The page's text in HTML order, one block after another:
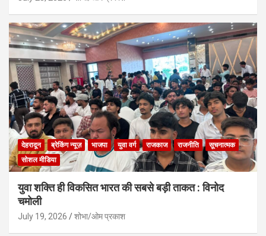
देहरादून ब्रेकिंग न्यूज़ भाजपा युवा वर्ग राजकाज राजनीति
सूचनात्मक
सोशल मीडिया
युवा शक्ति ही विकसित भारत की सबसे बड़ी ताकत : विनोद
चमोली
July 19, 2026 शोभा/ओम प्रकाश